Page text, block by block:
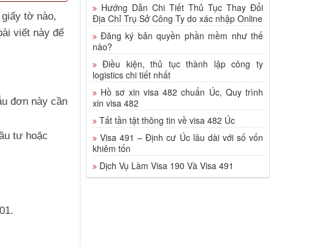
tờ nào,
viết này để
đơn này cần
tư hoặc
Hướng Dẫn Chi Tiết Thủ Tục Thay Đổi
Địa Chỉ Trụ Sở Công Ty do xác nhập Online
Đăng ký bản quyền phần mềm như thế
nào?
Điều kiện, thủ tục thành lập công ty
logistics chi tiết nhất
Hồ sơ xin visa 482 chuẩn Úc, Quy trình
xin visa 482
Tất tần tật thông tin về visa 482 Úc
Visa 491 – Định cư Úc lâu dài với số vốn
khiêm tốn
Dịch Vụ Làm Visa 190 Và Visa 491